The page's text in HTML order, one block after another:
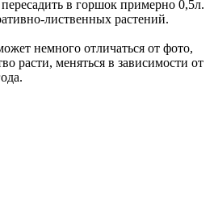
в горшок примерно 0,5л.
лиственных растений.
немного отличаться от фото,
расти, меняться в зависимости от